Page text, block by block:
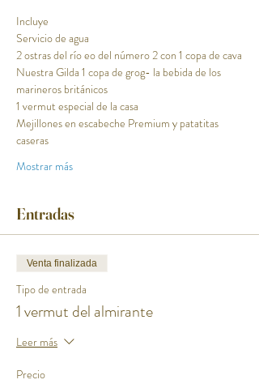
Incluye
Servicio de agua
2 ostras del río eo del número 2 con 1 copa de cava
Nuestra Gilda 1 copa de grog- la bebida de los
marineros británicos
1 vermut especial de la casa
Mejillones en escabeche Premium y patatitas
caseras
Mostrar más
Entradas
Venta finalizada
Tipo de entrada
1 vermut del almirante
Leer más
Precio